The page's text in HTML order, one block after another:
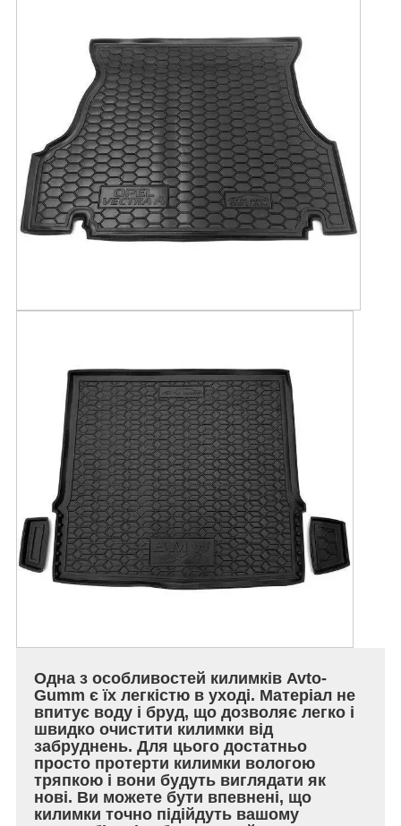
Одна з особливостей килимків Avto-
Gumm є їх легкістю в уході. Матеріал не
впитує воду і бруд, що дозволяє легко і
швидко очистити килимки від
забруднень. Для цього достатньо
просто протерти килимки вологою
тряпкою і вони будуть виглядати як
нові. Ви можете бути впевнені, що
килимки точно підійдуть вашому